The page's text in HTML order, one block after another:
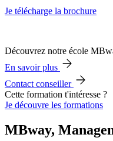
Je télécharge la brochure
Découvrez notre école
En savoir plus
Contact conseiller
Cette formation t'intéresse ?
Je découvre les formations
MBway,